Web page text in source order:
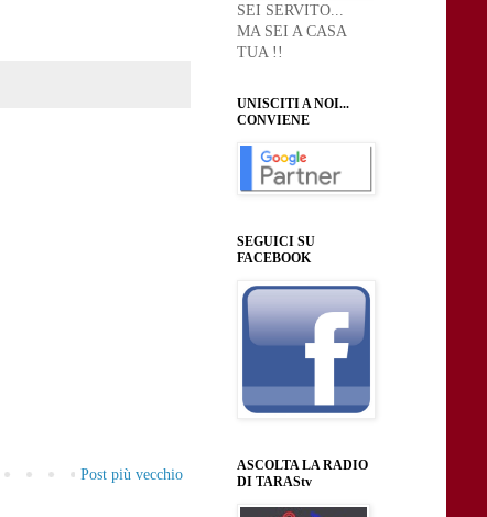
Post più vecchio
SEI SERVITO...
MA SEI A CASA
TUA !!
UNISCITI A NOI...
CONVIENE
SEGUICI SU
FACEBOOK
ASCOLTA LA RADIO
DI TARAStv